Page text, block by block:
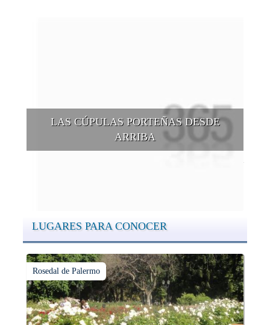
LAS CÚPULAS PORTEÑAS DESDE
ARRIBA
LUGARES PARA CONOCER
Rosedal de Palermo